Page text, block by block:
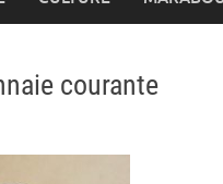
courante